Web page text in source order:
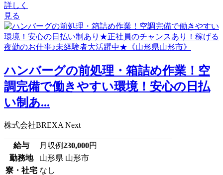
詳しく
見る
ハンバーグの前処理・箱詰め作業！空
調完備で働きやすい環境！安心の日払
い制あ...
株式会社BREXA Next
給与 月収例230,000円
勤務地
山形県 山形市
寮・社宅 なし